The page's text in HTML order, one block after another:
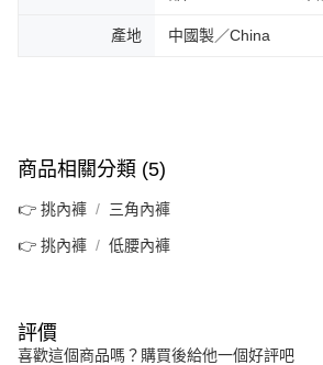
產地 中國製／China
商品相關分類 (5)
👉 挑內褲 三角內褲
👉 挑內褲 低腰內褲
評價
喜歡這個商品嗎？購買後給他一個好評吧